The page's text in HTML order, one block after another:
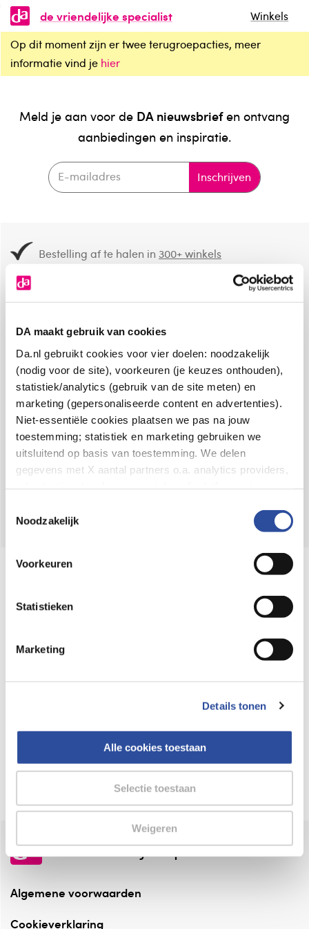
DA maakt gebruik van cookies
Da.nl gebruikt cookies voor vier doelen: noodzakelijk
(nodig voor de site), voorkeuren (je keuzes onthouden),
statistiek/analytics (gebruik van de site meten) en
marketing (gepersonaliseerde content en advertenties).
Niet-essentiële cookies plaatsen we pas na jouw
toestemming; statistiek en marketing gebruiken we
uitsluitend op basis van toestemming. We delen
gegevens met X aantal partners o.a. analytics providers,
en de bewaartermijnen per categorie. Je kunt je keuze op
gegevensverwerking staat in de
Privacyverklaring
Noodzakelijk
Voorkeuren
Statistieken
Marketing
Details tonen
Alle cookies toestaan
Selectie toestaan
Weigeren
de vriendelijke specialist
Winkels
Op dit moment zijn er twee terugroepacties, meer
informatie vind je hier
Meld je aan voor de DA nieuwsbriefen ontvang
aanbiedingen en inspiratie.
Inschrijven
Bestelling af te halen in300+ winkels
8.6 uit4.106 reviews
Over DA
Klantenservice
Assortiment
VolgDAop:
Online aanbieder medicijnen
webshop mag verkopen.
⁠Verantwoorde zorg, ⁠ook online.
Altijd onze folder bij de hand
Check onze folders ⁠bij AlleFolders.
de vriendelijke specialist
Algemene voorwaarden
Cookieverklaring